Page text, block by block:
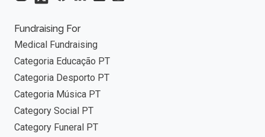
Fundraising For
Medical Fundraising
Categoria Educação PT
Categoria Desporto PT
Categoria Música PT
Category Social PT
Category Funeral PT